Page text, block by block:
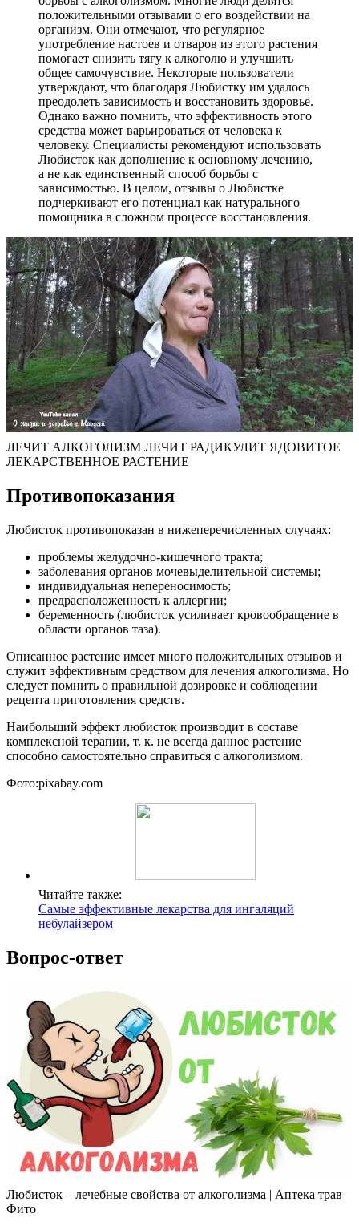
положительными отзывами о его воздействии на
организм. Они отмечают, что регулярное
употребление настоев и отваров из этого растения
помогает снизить тягу к алкоголю и улучшить
общее самочувствие. Некоторые пользователи
утверждают, что благодаря Любистку им удалось
преодолеть зависимость и восстановить здоровье.
Однако важно помнить, что эффективность этого
средства может варьироваться от человека к
человеку. Специалисты рекомендуют использовать
Любисток как дополнение к основному лечению,
а не как единственный способ борьбы с
зависимостью. В целом, отзывы о Любистке
подчеркивают его потенциал как натурального
помощника в сложном процессе восстановления.
ЛЕЧИТ АЛКОГОЛИЗМ ЛЕЧИТ РАДИКУЛИТ ЯДОВИТОЕ
ЛЕКАРСТВЕННОЕ РАСТЕНИЕ
Противопоказания
Любисток противопоказан в нижеперечисленных случаях:
проблемы желудочно-кишечного тракта;
заболевания органов мочевыделительной системы;
индивидуальная непереносимость;
предрасположенность к аллергии;
беременность (любисток усиливает кровообращение в
области органов таза).
Описанное растение имеет много положительных отзывов и
служит эффективным средством для лечения алкоголизма. Но
следует помнить о правильной дозировке и соблюдении
рецепта приготовления средств.
Наибольший эффект любисток производит в составе
комплексной терапии, т. к. не всегда данное растение
способно самостоятельно справиться с алкоголизмом.
Фото:pixabay.com
Читайте также:
Самые эффективные лекарства для ингаляций
небулайзером
Вопрос-ответ
Любисток – лечебные свойства от алкоголизма | Аптека трав
Фито